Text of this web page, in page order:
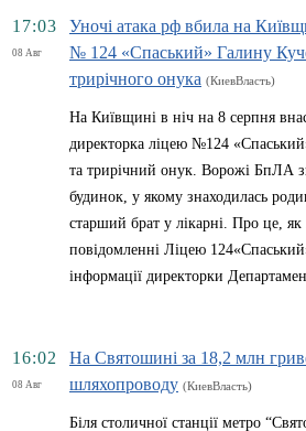
17:03
08 Авг
Уночі атака рф вбила на
№ 124 «Спаський» Галину
трирічного онука (КиевВласть)
На Київщині в ніч на 8 серпня
директорка ліцею №124
та трирічний онук. Ворожі БпЛА
будинок, у якому знаходилась
старший брат у лікарні. Про це, як
повідомленні Ліцею
інформації директорки
16:02
08 Авг
На Святошині за 18,2 млн
шляхопроводу (КиевВласть)
Біля столичної станції метро